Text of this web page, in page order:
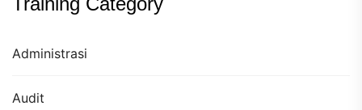
Administrasi
Audit